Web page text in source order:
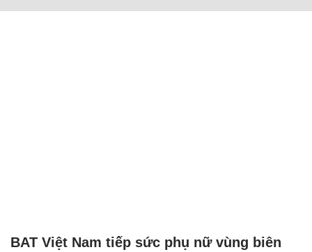
BAT Việt Nam tiếp sức phụ nữ vùng biên